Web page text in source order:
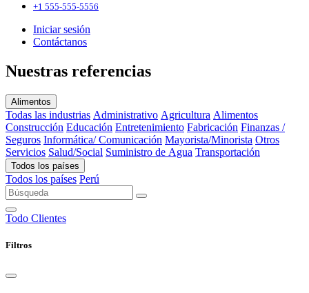
+1 555-555-5556
Iniciar sesión
Contáctanos
Nuestras referencias
Alimentos
Todas las industrias Administrativo Agricultura Alimentos
Construcción Educación Entretenimiento Fabricación Finanzas /
Seguros Informática/ Comunicación Mayorista/Minorista Otros
Servicios Salud/Social Suministro de Agua Transportación
Todos los países
Todos los países Perú
Todo Clientes
Filtros